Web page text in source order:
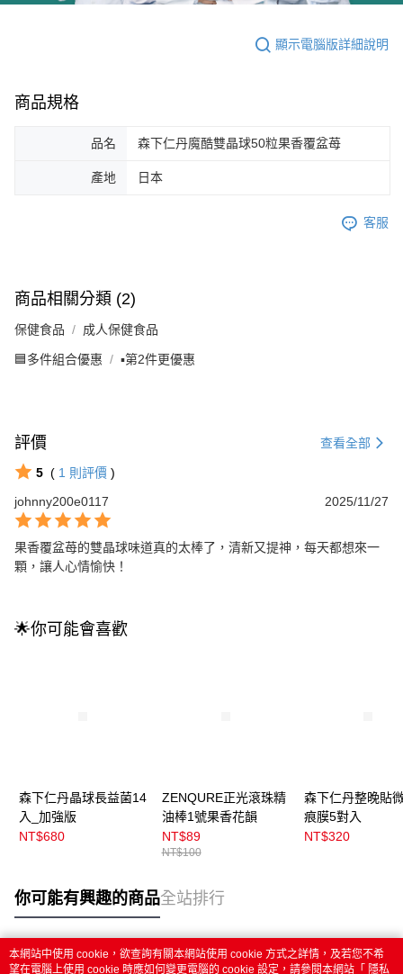
顯示電腦版詳細說明
商品規格
品名 森下仁丹魔酷雙晶球50粒果香覆盆苺
產地 日本
客服
商品相關分類 (2)
保健食品 成人保健食品
🟦多件組合優惠 ▪️第2件更優惠
評價 查看全部
5 ( 1 則評價 )
johnny200e0117
2025/11/27
果香覆盆苺的雙晶球味道真的太棒了，清新又提神，每天都想來一
顆，讓人心情愉快！
🌟你可能會喜歡
森下仁丹晶球長益菌14
入_加強版
NT$680
ZENQURE正光滾珠精
油棒1號果香花韻
NT$89
NT$100
森下仁丹整晚貼
痕膜5對入
NT$320
你可能有興趣的商品全站排行
熱門標籤
本網站中使用 cookie，欲查詢有關本網站使用 cookie 方式之詳情，及若您不希
望在電腦上使用 cookie 時應如何變更電腦的 cookie 設定，請參閱本網站「 隱私